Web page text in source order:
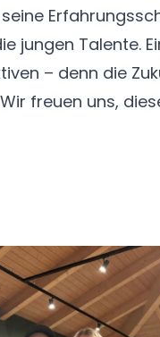
jungen Talente.
– denn die
freuen uns,